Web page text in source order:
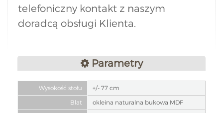
telefoniczny kontakt z naszym
doradcą obsługi Klienta.
Parametry
Wysokość stołu
+/- 77 cm
Blat
okleina naturalna bukowa MDF